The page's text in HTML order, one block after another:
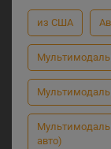
из США
авто)